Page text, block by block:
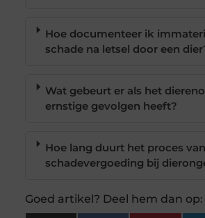
Hoe documenteer ik
schade na letsel door een
Wat gebeurt er als het
ernstige gevolgen heeft?
Hoe lang duurt het proces van
schadevergoeding bij
Goed artikel? Deel hem dan op: